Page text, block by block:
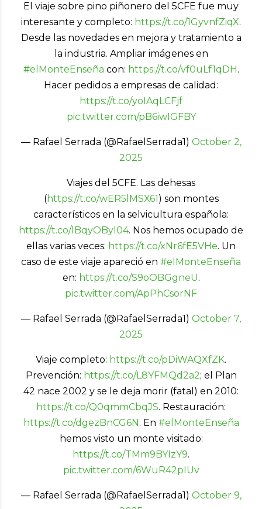
El viaje sobre pino piñonero del 5CFE fue muy
interesante y completo: https://t.co/1GyvnfZiqX.
Desde las novedades en mejora y tratamiento a
la industria. Ampliar imágenes en
#elMonteEnseña con: https://t.co/vf0uLf1qDH.
Hacer pedidos a empresas de calidad:
https://t.co/yoIAqLCFjf
pic.twitter.com/pB6iwIGFBY
— Rafael Serrada (@RafaelSerrada1) October 2,
2025
Viajes del 5CFE. Las dehesas
(https://t.co/wER5lMSX61) son montes
característicos en la selvicultura española:
https://t.co/lBqyOByl04. Nos hemos ocupado de
ellas varias veces: https://t.co/xNr6fE5VHe. Un
caso de este viaje apareció en #elMonteEnseña
en: https://t.co/S9oOBGgneU.
pic.twitter.com/ApPhCsorNF
— Rafael Serrada (@RafaelSerrada1) October 7,
2025
Viaje completo: https://t.co/pDiWAQXfZK.
Prevención: https://t.co/L8YFMQd2a2; el Plan
42 nace 2002 y se le deja morir (fatal) en 2010:
https://t.co/Q0qmmCbqJS. Restauración:
https://t.co/dgezBnCG6N. En #elMonteEnseña
hemos visto un monte visitado:
https://t.co/TMm9BYIzY9.
pic.twitter.com/6WuR42pIUv
— Rafael Serrada (@RafaelSerrada1) October 9,